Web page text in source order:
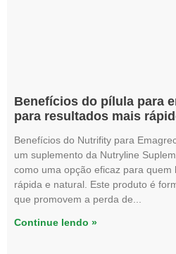
Benefícios do pílula para
para resultados mais
Benefícios do Nutrifity para
um suplemento da Nutryline
como uma opção eficaz para
rápida e natural. Este produto é
que promovem a perda de
Continue lendo »